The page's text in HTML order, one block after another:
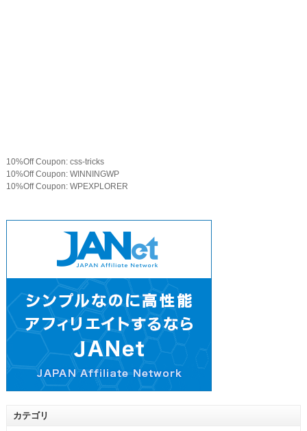
10%Off Coupon: css-tricks
10%Off Coupon: WINNINGWP
10%Off Coupon: WPEXPLORER
カテゴリ